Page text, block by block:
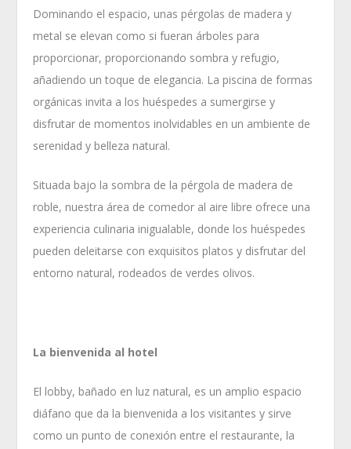
Dominando el espacio, unas pérgolas de madera y
metal se elevan como si fueran árboles para
proporcionar, proporcionando sombra y refugio,
añadiendo un toque de elegancia. La piscina de formas
orgánicas invita a los huéspedes a sumergirse y
disfrutar de momentos inolvidables en un ambiente de
serenidad y belleza natural.
Situada bajo la sombra de la pérgola de madera de
roble, nuestra área de comedor al aire libre ofrece una
experiencia culinaria inigualable, donde los huéspedes
pueden deleitarse con exquisitos platos y disfrutar del
entorno natural, rodeados de verdes olivos.
La bienvenida al hotel
El lobby, bañado en luz natural, es un amplio espacio
diáfano que da la bienvenida a los visitantes y sirve
como un punto de conexión entre el restaurante, la